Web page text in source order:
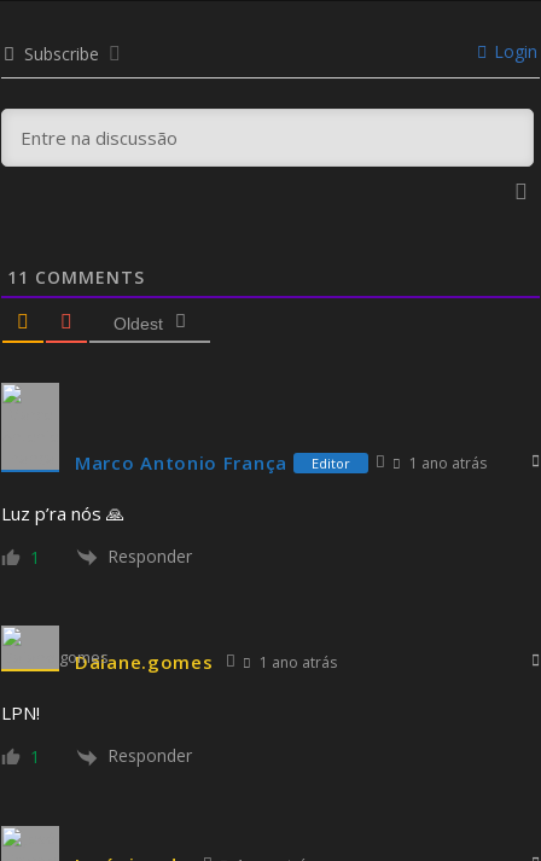
Subscribe Login
11 COMMENTS
Oldest
Marco Antonio França Editor 1 ano atrás
Luz p’ra nós 🙏
1 Responder
Daiane.gomes 1 ano atrás
LPN!
1 Responder